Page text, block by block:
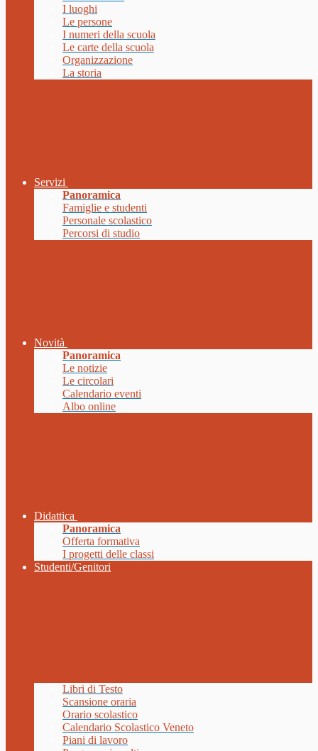
I luoghi
Le persone
I numeri della scuola
Le carte della scuola
Organizzazione
La storia
Servizi
Panoramica
Famiglie e studenti
Personale scolastico
Percorsi di studio
Novità
Panoramica
Le notizie
Le circolari
Calendario eventi
Albo online
Didattica
Panoramica
Offerta formativa
I progetti delle classi
Studenti/Genitori
Libri di Testo
Scansione oraria
Orario scolastico
Calendario Scolastico Veneto
Piani di lavoro